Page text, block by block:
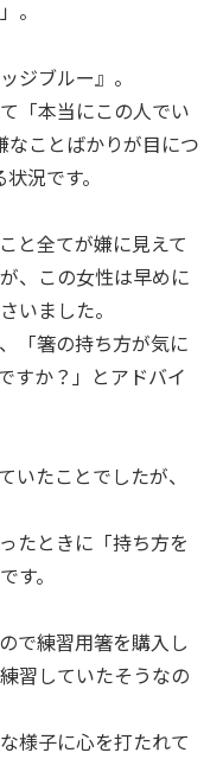
。
ジブルー』。
「本当にこの人でい
なことばかりが目につ
況です。
と全てが嫌に見えて
、この女性は早めに
いました。
「箸の持ち方が気に
すか？」とアドバイ
いたことでしたが、
たときに「持ち方を
す。
で練習用箸を購入し
習していたそうなの
様子に心を打たれて